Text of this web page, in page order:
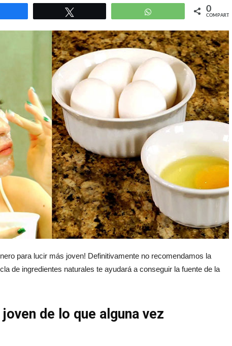
0
COMPARTIR
para lucir más joven! Definitivamente no recomendamos la
de ingredientes naturales te ayudará a conseguir la fuente de la
de lo que alguna vez